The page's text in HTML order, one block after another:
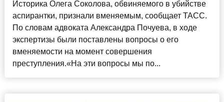
Историка Олега Соколова, обвиняемого в убийстве
аспирантки, признали вменяемым, сообщает ТАСС.
По словам адвоката Александра Почуева, в ходе
экспертизы были поставлены вопросы о его
вменяемости на момент совершения
преступления.«На эти вопросы мы по...